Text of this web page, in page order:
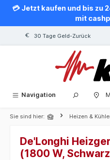
springen
💳 Jetzt kaufen und bis zu
mit
30 Tage Geld-Zurück
Navigation
Sie sind hier: Heizen &
De'Longhi
(1800 W,